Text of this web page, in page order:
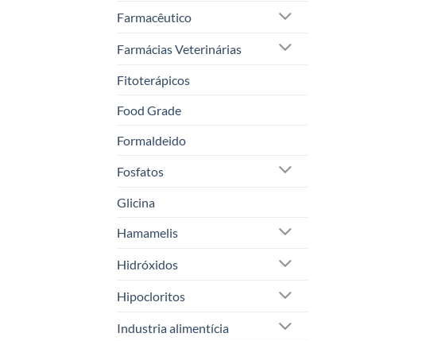
Farmacêutico
Farmácias Veterinárias
Fitoterápicos
Food Grade
Formaldeido
Fosfatos
Glicina
Hamamelis
Hidróxidos
Hipocloritos
Industria alimentícia